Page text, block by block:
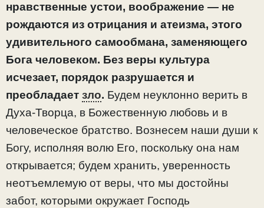
нравственные устои, воображение — не
рождаются из отрицания и атеизма, этого
удивительного самообмана, заменяющего
Бога человеком. Без веры культура
исчезает, порядок разрушается и
преобладает зло. Будем неуклонно верить в
Духа-Творца, в Божественную любовь и в
человеческое братство. Вознесем наши души к
Богу, исполняя волю Его, поскольку она нам
открывается; будем хранить, уверенность
неотъемлемую от веры, что мы достойны
забот, которыми окружает Господь